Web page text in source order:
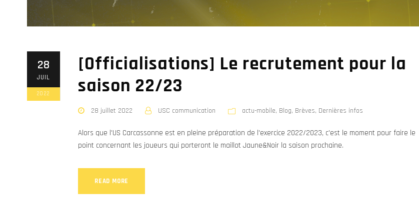
28
JUIL
2022
[Officialisations] Le recrutement pour la
saison 22/23
28 juillet 2022 USC communication actu-mobile, Blog, Brèves, Dernières infos
Alors que l'US Carcassonne est en pleine préparation de l'exercice 2022/2023, c'est le moment pour faire le
point concernant les joueurs qui porteront le maillot Jaune&Noir la saison prochaine.
READ MORE